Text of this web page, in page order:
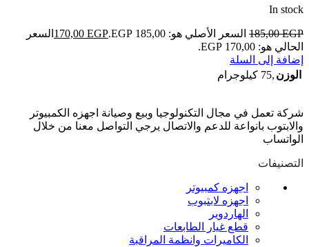
In stock
185,00EGP السعر الأصلي هو: 185,00 EGP. 170,00 EGP
السعر
الحالي هو: 170,00 EGP.
إضافة إلى السلة
الوزن ,75 كيلوجرام
شركة تعمل في مجال التكنولوجيا وبيع وصيانة اجهزه الكمبيوتر
والابتوب بانواعة للدعم والاتصال يرجي التواصل معنا من خلال
الواتساب
التصنيفات
اجهزه كمبيوتر
اجهزه لابتبوب
الهاردوير
قطع غيار الطابعات
الكاميرات وانظمة المراقبة